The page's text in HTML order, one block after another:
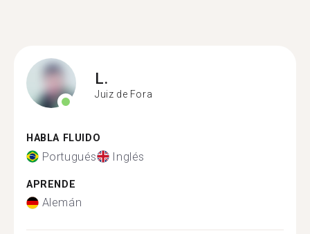
L.
Juiz de Fora
HABLA FLUIDO
Portugués Inglés
APRENDE
Alemán